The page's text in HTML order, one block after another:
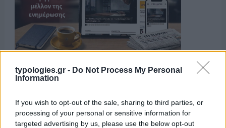
typologies.gr - Do Not Process My Personal
Information
If you wish to opt-out of the sale, sharing to third parties, or
processing of your personal or sensitive information for
targeted advertising by us, please use the below opt-out